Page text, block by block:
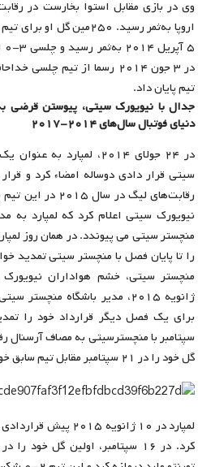
وی در بازی مقابل استوا بخارست در
اروپا به‌ثمر رسید. ۲۵۰مین
در ۳ جون ۲۰۱۴ رسما از تیم
تیم پایان داد.
جدال با نیویورک سیتی، پیوستن قرضی
دنیای فوتبال سال‌های ۲۰۱۴-۲۰۱۷
در ۲۴ جولای ۲۰۱۴، لمپارد
سیتی قرار دادی دوساله امضاء کرد و
منچستر سیتی می پیوندد. در همان روز
را تا پایان فصل با منچستر سیتی تمدید
منچستر سیتی، خشم هواداران
ژانویه ۲۰۱۵، مدیر باشگاه
گل خود را در ۲۱ سپتامبر مقابل تیم سابق خود چلسی به‌ثمر رساند.
لمپارد در ۱۰ ژانویه
کرد. در ۱۶ سپتامبر، اولین گل